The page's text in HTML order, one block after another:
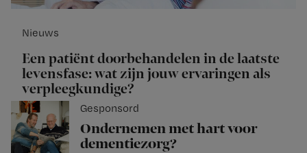
Nieuws
Een patiënt doorbehandelen in de laatste
levensfase: wat zijn jouw ervaringen als
verpleegkundige?
Gesponsord
Ondernemen met hart voor
dementiezorg?